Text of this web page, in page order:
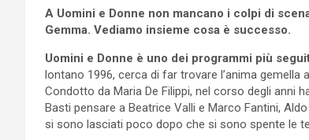
A Uomini e Donne non mancano i colpi di
Gemma. Vediamo insieme cosa è successo.
Uomini e Donne è uno dei programmi più
lontano 1996, cerca di far trovare l’anima
Condotto da Maria De Filippi, nel corso degli anni
Basti pensare a Beatrice Valli e Marco Fantini,
si sono lasciati poco dopo che si sono spente le